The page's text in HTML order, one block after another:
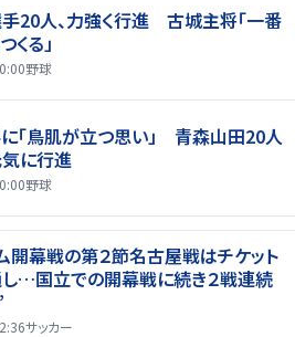
20人、力強く行進 古城主将「一番
くる」
野球
「鳥肌が立つ思い」 青森山田20人
に行進
野球
開幕戦の第２節名古屋戦はチケット
…国立での開幕戦に続き２戦連続
サッカー